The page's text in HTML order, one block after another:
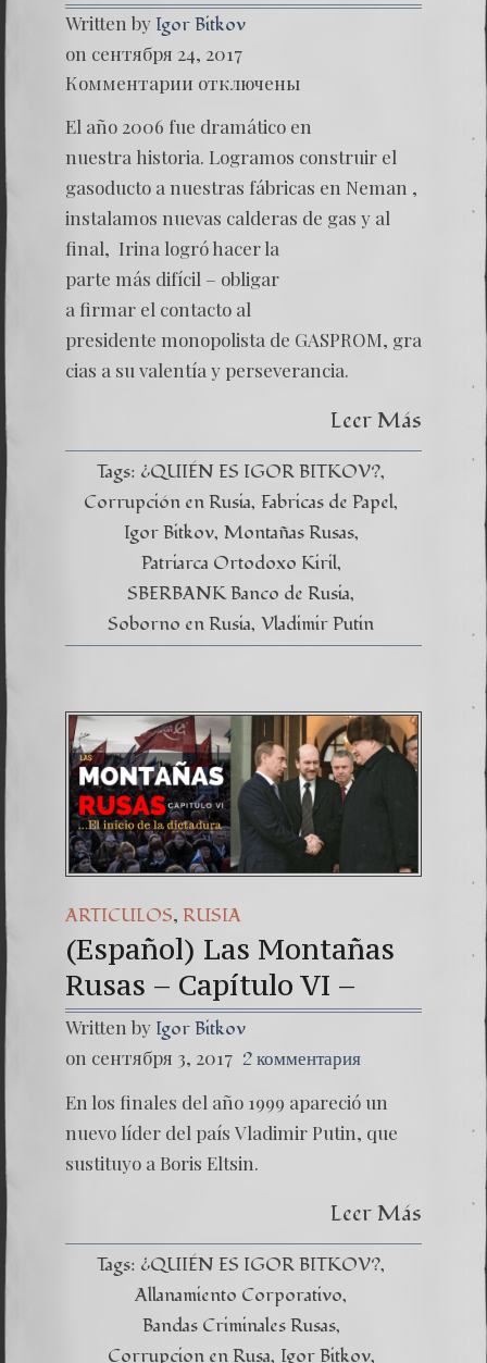
Written by Igor Bitkov
on сентября 24, 2017
Комментарии
fábricas
отключены
El año 2006 fue dramático en
nuestra historia. Logramos construir el
gasoducto a nuestras fábricas en Neman ,
instalamos nuevas calderas de gas y al
final, Irina logró hacer la
parte más difícil – obligar
a firmar el contacto al
presidente monopolista de GASPROM, gra
cias a su valentía y perseverancia.
Leer Más
Tags: ¿QUIÉN ES IGOR BITKOV?
Corrupción en Rusia Fabricas de Papel
Igor Bitkov Montañas Rusas
Patriarca Ortodoxo Kiril
SBERBANK Banco de Rusia
Soborno en Rusia Vladimir Putin
ARTICULOS, RUSIA
(Español) Las Montañas
Rusas – Capítulo VI –
Written by Igor Bitkov
on сентября 3, 2017 2 комментария
En los finales del año 1999 apareció un
nuevo líder del país Vladimir Putin, que
sustituyo a Boris Eltsin.
Leer Más
Tags: ¿QUIÉN ES IGOR BITKOV?
Allanamiento Corporativo
Bandas Criminales Rusas
Corrupcion en Rusa Igor Bitkov